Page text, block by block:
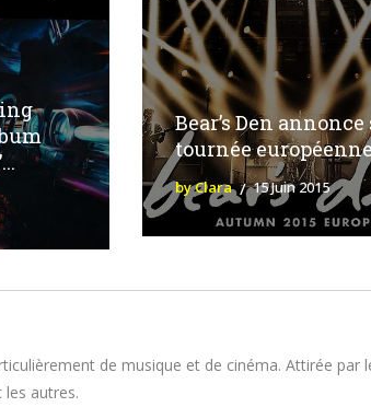
Bear’s Den annonce
tournée
by Clara 15 Juin 2015
de musique et de cinéma. Attirée
autres.